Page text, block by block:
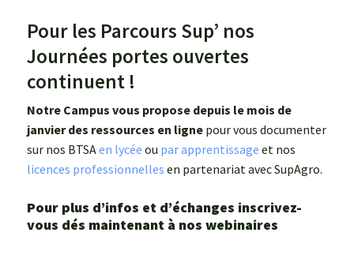
Pour les Parcours Sup’ nos
Journées portes ouvertes
continuent !
Notre Campus vous propose depuis le mois de
janvier des ressources en ligne pour vous documenter
sur nos BTSAen lycée ou par apprentissage et nos
licences professionnelles en partenariat avec SupAgro.
Pour plus d’infos et d’échanges inscrivez-
vous dés maintenant à nos webinaires